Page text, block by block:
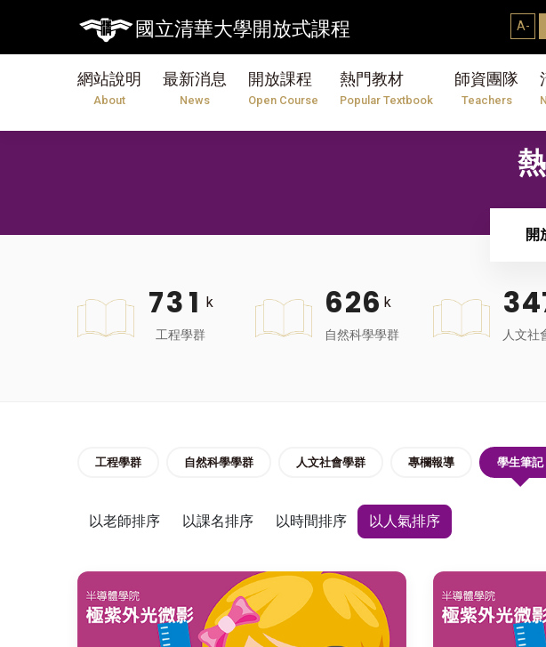
國立清華大學開放式課程 A-
網站說明
About
最新消息
News
開放課程
Open Course
熱門教材
Popular Textbook
師資團隊
Teachers
開
731 k
工程學群
626 k
自然科學學群
34
人文社
工程學群 自然科學學群 人文社會學群 專欄報導 學生筆記
以老師排序 以課名排序 以時間排序 以人氣排序